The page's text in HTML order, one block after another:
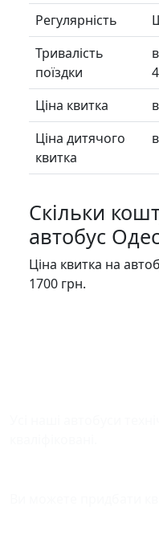
Регулярність
Тривалість
поїздки
Ціна квитка
Ціна дитячого
квитка
Скільки
автобус
Ціна квитка на
1700 грн.